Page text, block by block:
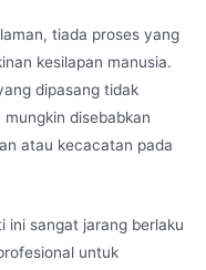
tiada proses yang
kesilapan manusia.
dipasang tidak
disebabkan
atau kecacatan pada
ini sangat jarang berlaku
untuk